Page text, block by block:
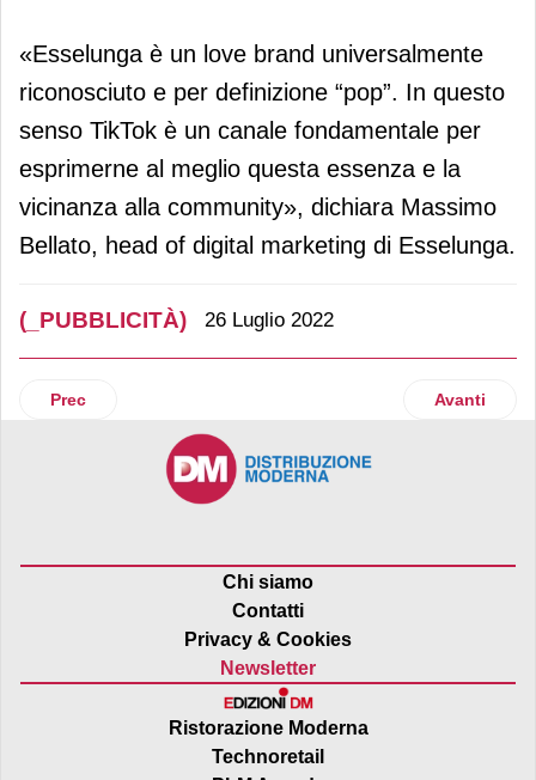
«Esselunga è un love brand universalmente
riconosciuto e per definizione “pop”. In questo
senso TikTok è un canale fondamentale per
esprimerne al meglio questa essenza e la
vicinanza alla community», dichiara Massimo
Bellato, head of digital marketing di Esselunga.
(_PUBBLICITÀ) 26 Luglio 2022
Articolo precedente: Nuii, al via la nuova campagna di
Prec Articolo
Avanti
Chi siamo
Contatti
Privacy & Cookies
Newsletter
Ristorazione Moderna
Technoretail